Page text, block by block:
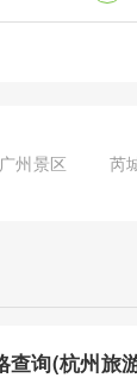
州景区
芮
查询(杭州旅